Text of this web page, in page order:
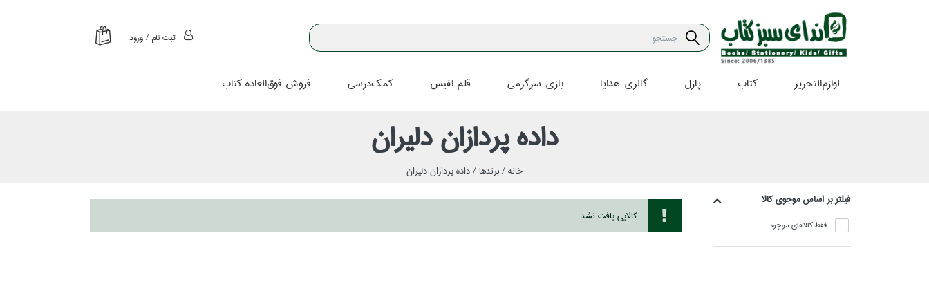
ثبت نام / ورود
لوازم‌التحرير كتاب پازل گالري-هدايا بازي-سرگرمي قلم نفيس كمك‌درسي فروش فوق‌العاده كتاب
داده پردازان دليران
خانه /برندها /داده پردازان دليران
فيلتر بر اساس موجوي كالا
فقط كالاهاي موجود
كالايي يافت نشد